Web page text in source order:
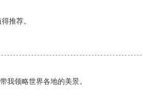
推荐。
我领略世界各地的美景。